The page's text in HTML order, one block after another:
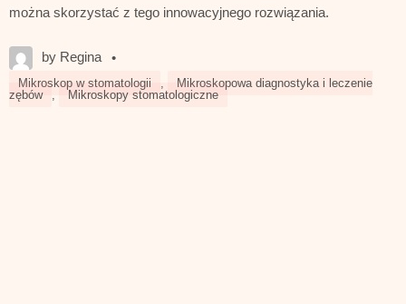
można skorzystać z tego innowacyjnego rozwiązania.
by Regina •
Mikroskop w stomatologii
Mikroskopowa diagnostyka i leczenie
zębów
Mikroskopy stomatologiczne